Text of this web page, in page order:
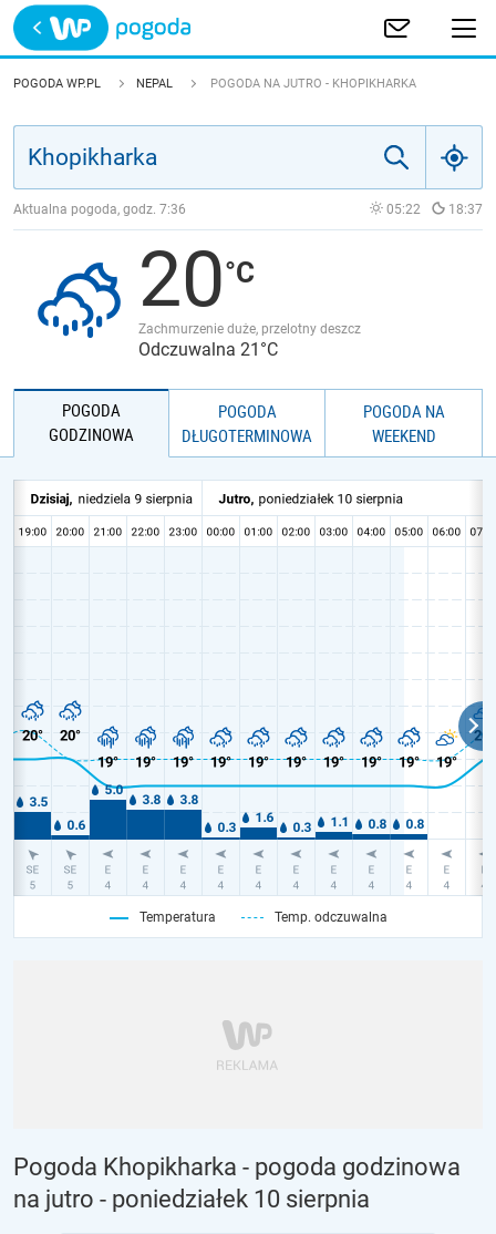
Trwa ładowanie
POLSKA
JAKOŚĆ POWIETRZA
POGODA WP.PL NEPAL POGODA NA JUTRO - KHOPIKHARKA
Aktualna pogoda, godz. 7:36 05:22 18:37
20
Zachmurzenie duże, przelotny deszcz
Odczuwalna 21°C
POGODA
GODZINOWA
POGODA
DŁUGOTERMINOWA
POGODA NA
WEEKEND
Temperatura Temp. odczuwalna
Pogoda Khopikharka - pogoda godzinowa
na jutro - poniedziałek 10 sierpnia